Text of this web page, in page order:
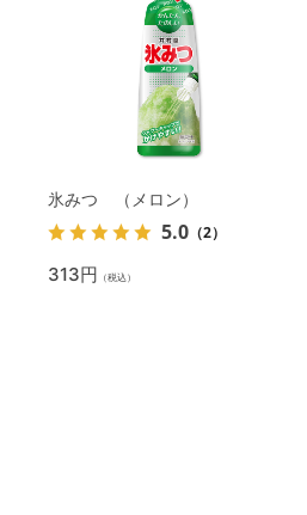
氷みつ （メロン）
5.0 （2）
313円 （税込）